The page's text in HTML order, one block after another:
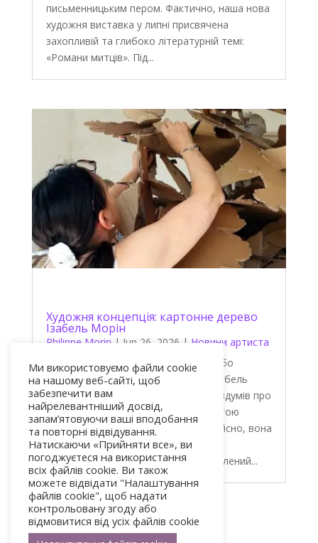
письменницьким пером. Фактично, наша нова
художня виставка у липні присвячена
захопливій та глибоко літературній темі:
«Романи митців». Під...
Художня концепція: картонне дерево
Ізабель Морін
Philippe Morin | Jun 26, 2026 | Новини артиста
Ізабель Морін: «Картонне дерево, або
Природа в ув’язненні» Художниця Ізабель
Морін запрошує нас до глибоких роздумів про
навколишнє середовище за допомогою
радикального художнього твору. Дійсно, вона
створила антропогенне дерево,
використовуючи виключно необроблений...
« Старі записи
Ми використовуємо файли cookie
на нашому веб-сайті, щоб
забезпечити вам
найрелевантніший досвід,
запам’ятовуючи ваші вподобання
та повторні відвідування.
Натискаючи «Прийняти все», ви
погоджуєтеся на використання
всіх файлів cookie. Ви також
можете відвідати "Налаштування
файлів cookie", щоб надати
контрольовану згоду або
відмовитися від усіх файлів cookie